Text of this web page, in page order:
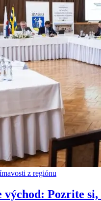
z regiónu
Pozrite si,